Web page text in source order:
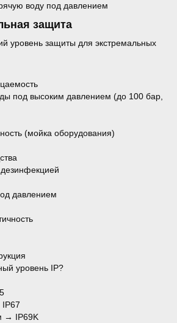
воду под давлением
защита
уровень защиты для экстремальных
под высоким давлением (до 100 бар,
(мойка оборудования)
давлением
уровень IP?
IP67
→ IP69K